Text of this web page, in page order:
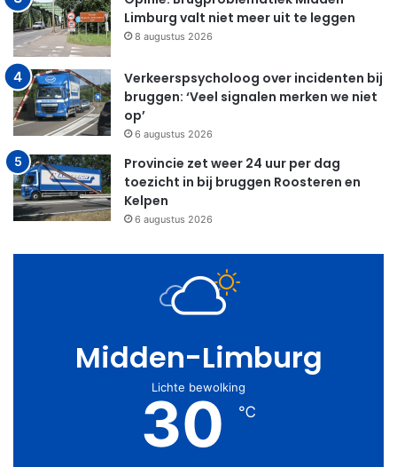
Limburg valt niet meer uit te leggen
8 augustus 2026
Verkeerspsycholoog over incidenten bij
bruggen: ‘Veel signalen merken we niet
op’
6 augustus 2026
Provincie zet weer 24 uur per dag
toezicht in bij bruggen Roosteren en
Kelpen
6 augustus 2026
Midden-Limburg
Lichte bewolking
30 ℃